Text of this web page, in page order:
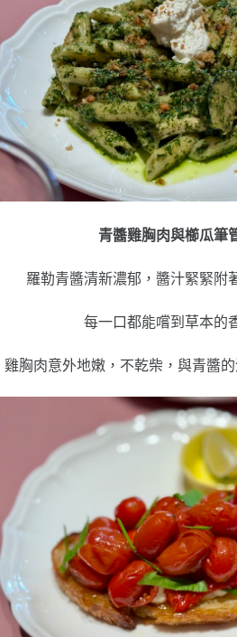
青醬雞胸肉與櫛瓜筆
羅勒青醬清新濃郁，醬汁緊緊附
每一口都能嚐到草本的
雞胸肉意外地嫩，不乾柴，與青醬